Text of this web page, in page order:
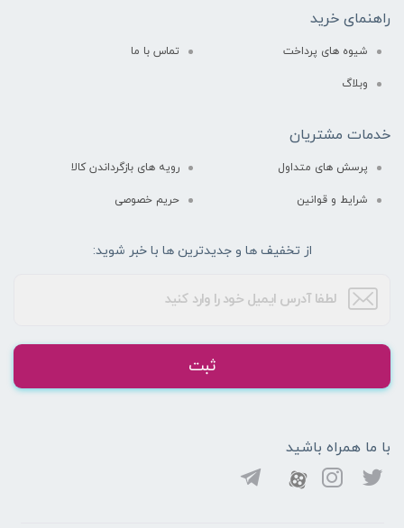
راهنمای خرید
شیوه های پرداخت تماس با ما
وبلاگ
خدمات مشتریان
پرسش های متداول رویه های بازگرداندن کالا
شرایط و قوانین حریم خصوصی
از تخفیف ها و جدیدترین ها با خبر شوید:
ثبت
با ما همراه باشید